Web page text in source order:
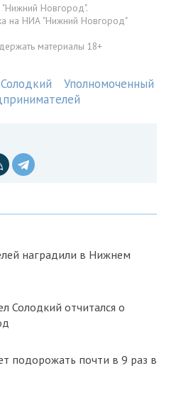
Новгород".
на НИА "Нижний Новгород"
материалы 18+
Уполномоченный
наградили в Нижнем
Солодкий отчитался о
подорожать почти в 9 раз в